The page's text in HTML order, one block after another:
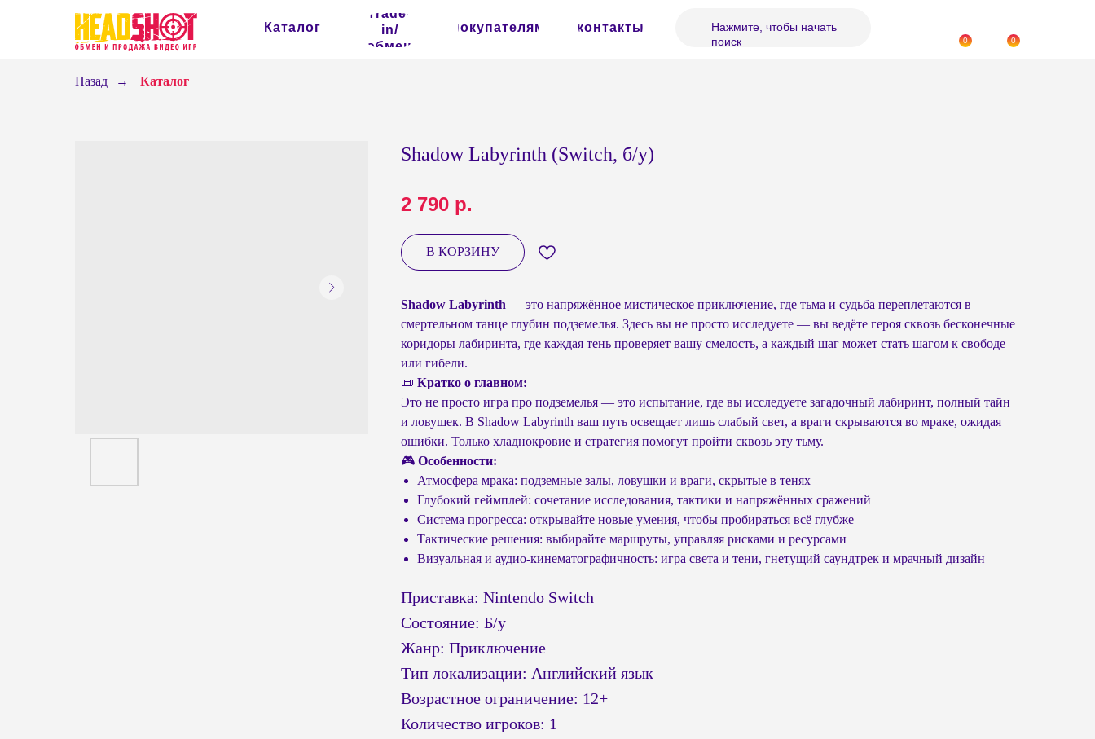
Каталог
Trade-
in/
обмен
покупателям контакты
Нажмите, чтобы начать
поиск
0 0
Назад → Каталог
Shadow Labyrinth (Switch, б/у)
2 790 р.
В КОРЗИНУ
Shadow Labyrinth — это напряжённое мистическое приключение, где тьма и судьба переплетаются в
смертельном танце глубин подземелья. Здесь вы не просто исследуете — вы ведёте героя сквозь бесконечные
коридоры лабиринта, где каждая тень проверяет вашу смелость, а каждый шаг может стать шагом к свободе
или гибели.
📜 Кратко о главном:
Это не просто игра про подземелья — это испытание, где вы исследуете загадочный лабиринт, полный тайн
и ловушек. В Shadow Labyrinth ваш путь освещает лишь слабый свет, а враги скрываются во мраке, ожидая
ошибки. Только хладнокровие и стратегия помогут пройти сквозь эту тьму.
🎮 Особенности:
Атмосфера мрака: подземные залы, ловушки и враги, скрытые в тенях
Глубокий геймплей: сочетание исследования, тактики и напряжённых сражений
Система прогресса: открывайте новые умения, чтобы пробираться всё глубже
Тактические решения: выбирайте маршруты, управляя рисками и ресурсами
Визуальная и аудио‑кинематографичность: игра света и тени, гнетущий саундтрек и мрачный дизайн
Приставка: Nintendo Switch
Состояние: Б/у
Жанр: Приключение
Тип локализации: Английский язык
Возрастное ограничение: 12+
Количество игроков: 1